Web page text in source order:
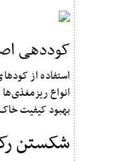
کوددهی
استفاده از
انواع
بهبود کیفیت
شکستن